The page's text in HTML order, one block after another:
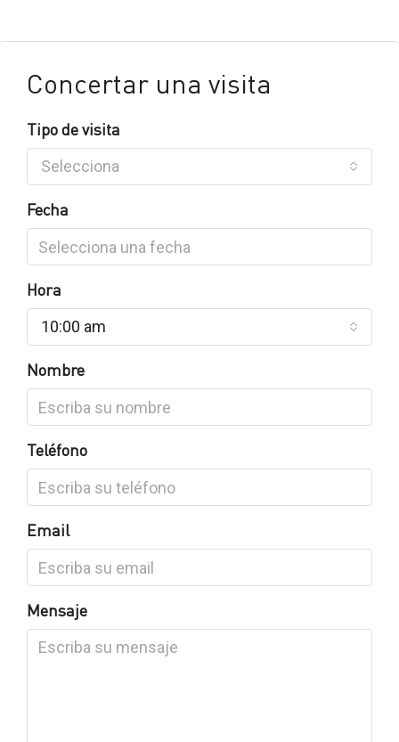
Concertar una visita
Tipo de visita
Selecciona
Fecha
Hora
10:00 am
Nombre
Teléfono
Email
Mensaje